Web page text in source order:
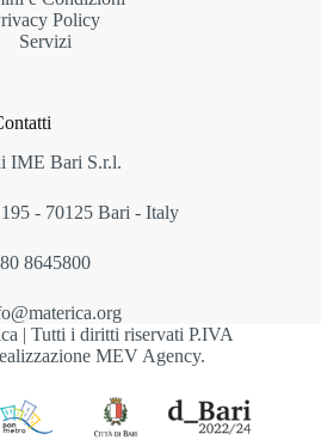
Policy
Servizi
IME Bari S.r.l.
- 70125 Bari - Italy
8645800
| Tutti i diritti riservati P.IVA
MEV Agency.